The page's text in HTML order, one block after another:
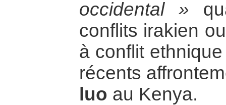
occidental »
conflits irakien
à conflit
récents
luo au Kenya.